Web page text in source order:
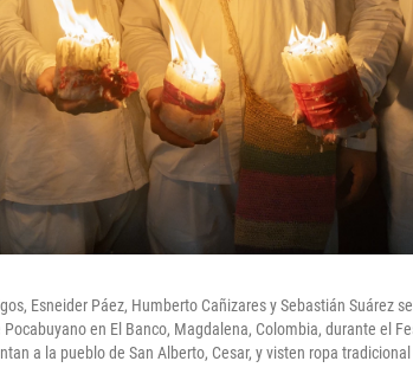
Esneider Páez, Humberto Cañizares y Sebastián Suárez
en El Banco, Magdalena, Colombia, durante el
a la pueblo de San Alberto, Cesar, y visten ropa